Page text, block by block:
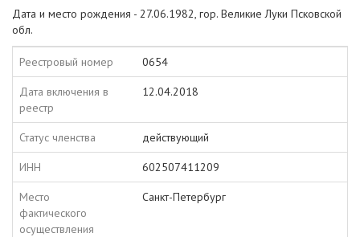
Дата и место рождения - 27.06.1982, гор. Великие Луки Псковской
обл.
Реестровый номер 0654
Дата включения в
реестр
12.04.2018
Статус членства действующий
ИНН 602507411209
Место
фактического
осуществления
Санкт-Петербург